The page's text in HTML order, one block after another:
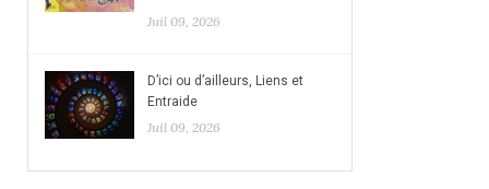
Juil 09, 2026
D’ici ou d’ailleurs, Liens et
Entraide
Juil 09, 2026